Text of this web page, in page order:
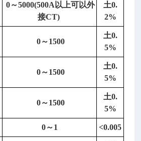
0～5000(500A以上可以外
接CT)
土0.
2%
0～1500
土0.
5%
0～1500
土0.
5%
0～1500
土0.
5%
0～1 <0.005